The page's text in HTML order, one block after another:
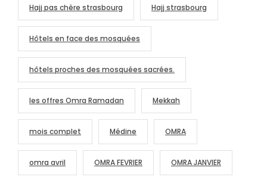
Hajj pas chère strasbourg Hajj strasbourg
Hôtels en face des mosquées
hôtels proches des mosquées sacrées.
les offres Omra Ramadan Mekkah
mois complet Médine OMRA
omra avril OMRA FEVRIER OMRA JANVIER